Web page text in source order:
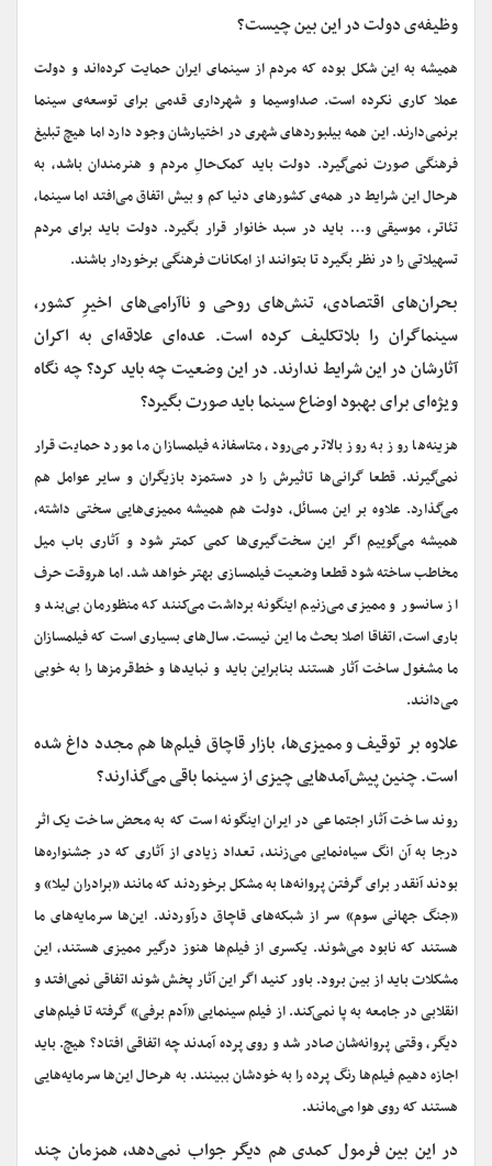
وظیفه‌ی دولت در این بین چیست؟‌
همیشه به این شکل بوده که مردم از سینمای ایران حمایت کرده‌اند و دولت
عملا کاری نکرده است. صداوسیما و شهرداری قدمی برای توسعه‌ی سینما
برنمی‌دارند. این همه بیلبوردهای شهری در اختیارشان‌ وجود دارد اما هیچ تبلیغ
فرهنگی صورت نمی‌گیرد. دولت باید کمک‌حالِ مردم و هنرمندان باشد، به
هرحال این شرایط در همه‌ی کشورهای دنیا کم و بیش اتفاق می‌افتد اما سینما،
تئاتر، موسیقی و… باید در سبد خانوار قرار بگیرد. دولت باید برای مردم
تسهیلاتی را در نظر بگیرد تا بتوانند از امکانات فرهنگی برخوردار باشند.
بحران‌های اقتصادی، تنش‌های روحی و ناآرامی‌های اخیرِ کشور،
سینماگران را بلاتکلیف کرده است. عده‌ای علاقه‌ای به اکران
آثارشان در این شرایط ندارند. در این وضعیت چه باید کرد؟ چه نگاه
ویژه‌ای برای بهبود اوضاع سینما باید صورت بگیرد؟
هزینه‌ها روز به روز بالاتر می‌رود، متاسفانه فیلمسازان ما مورد حمایت قرار
نمی‌گیرند. قطعا گرانی‌ها تاثیرش را در دستمزد بازیگران و سایر عوامل هم‌
می‌گذارد. علاوه بر این مسائل، دولت هم همیشه ممیزی‌هایی سختی داشته،
همیشه می‌گوییم اگر این سخت‌گیری‌ها کمی کمتر شود و آثاری باب میل
مخاطب ساخته شود قطعا وضعیت فیلمسازی بهتر خواهد شد. اما هروقت حرف
از سانسور و ممیزی می‌زنیم اینگونه برداشت می‌کنند که منظورمان بی‌بند و
باری است، اتفاقا اصلا بحث ما این نیست. سال‌های بسیاری است که فیلمسازان
ما مشغول ساخت آثار هستند بنابراین باید و نبایدها و خط‌قرمزها را به خوبی
می‌دانند.
علاوهبر توقیف و ممیزی‌ها، بازار قاچاق فیلم‌ها هم مجدد داغ شده
است. چنین پیش‌آمدهایی چیزی از سینما باقی می‌گذارند؟
روند ساخت آثار اجتماعی در ایران اینگونه است که به محض ساخت یک اثر
درجا به آن انگ سیاه‌نمایی می‌زنند، تعداد زیادی از آثاری که در جشنواره‌ها
بودند آنقدر برای گرفتن پروانه‌‌ها به مشکل برخوردند که مانند «برادران لیلا» و
«جنگ جهانی سوم» سر از شبکه‌های قاچاق درآوردند. این‌ها سرمایه‌های ما
هستند که نابود می‌شوند. یکسری از فیلم‌ها هنوز درگیر ممیزی هستند، این
مشکلات باید از بین برود. باور کنید اگر این آثار پخش شوند اتفاقی نمی‌افتد و
انقلابی در جامعه به پا نمی‌کند. از فیلم سینمایی «آدم برفی» گرفته تا فیلم‌های
دیگر، وقتی پروانه‌شان صادر شد و روی پرده آمدند چه اتفاقی افتاد؟ هیچ. باید
اجازه دهیم فیلم‌ها رنگ پرده را به خودشان ببینند. به هرحال این‌ها سرمایه‌‌هایی
هستند که روی هوا می‌مانند.
در این بین فرمول کمدی هم دیگر جواب نمی‌دهد، همزمان چند